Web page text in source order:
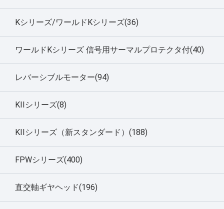
Kシリーズ/ワールドKシリーズ(36)
ワールドKシリーズ 信号用サーマルプロテクタ付(40)
レバーシブルモーター(94)
KIIシリーズ(8)
KIIシリーズ（新スタンダード）(188)
FPWシリーズ(400)
直交軸ギヤヘッド(196)